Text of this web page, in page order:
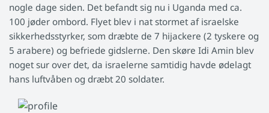
nogle dage siden. Det befandt sig nu i Uganda med ca.
100 jøder ombord. Flyet blev i nat stormet af israelske
sikkerhedsstyrker, som dræbte de 7 hijackere (2 tyskere og
5 arabere) og befriede gidslerne. Den skøre Idi Amin blev
noget sur over det, da israelerne samtidig havde ødelagt
hans luftvåben og dræbt 20 soldater.